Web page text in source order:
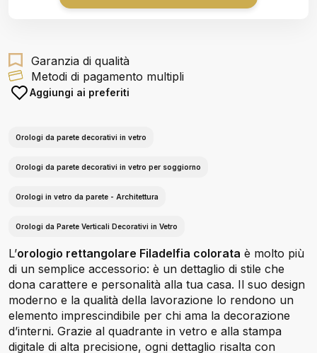
Garanzia di qualità
Metodi di pagamento multipli
Aggiungi ai preferiti
Orologi da parete decorativi in vetro
Orologi da parete decorativi in vetro per soggiorno
Orologi in vetro da parete - Architettura
Orologi da Parete Verticali Decorativi in Vetro
L’orologio rettangolare Filadelfia colorata è molto più
di un semplice accessorio: è un dettaglio di stile che
dona carattere e personalità alla tua casa. Il suo design
moderno e la qualità della lavorazione lo rendono un
elemento imprescindibile per chi ama la decorazione
d’interni. Grazie al quadrante in vetro e alla stampa
digitale di alta precisione, ogni dettaglio risalta con